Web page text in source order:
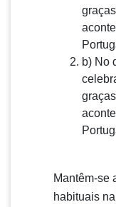
b) No
Mantêm-se
habituais